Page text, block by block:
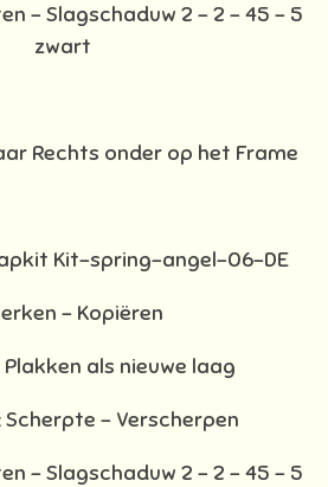
- Slagschaduw 2 – 2 – 45 – 5
zwart
Rechts onder op het Frame
Kit-spring-angel-06-DE
– Kopiëren
als nieuwe laag
Scherpte – Verscherpen
- Slagschaduw 2 – 2 – 45 – 5